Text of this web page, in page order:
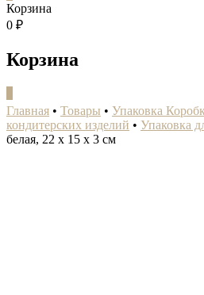
Корзина
0 ₽
Корзина
Главная • Товары • Упаковка
кондитерских изделий • Упаковка
белая, 22 х 15 х 3 см